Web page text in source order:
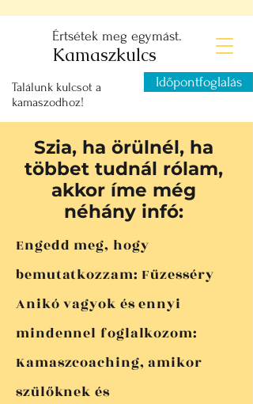
Értsétek meg egymást.
Kamaszkulcs
Találunk kulcsot a
kamaszodhoz!
Időpontfoglalás
Szia, ha örülnél, ha
többet tudnál rólam,
akkor íme még
néhány infó:
Engedd meg, hogy
bemutatkozzam: Füzesséry
Anikó vagyok és ennyi
mindennel foglalkozom:
Kamaszcoaching, amikor
szülőknek és